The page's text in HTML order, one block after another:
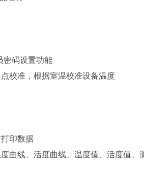
密码设置功能
校准，根据室温校准设备温度
印数据
曲线、活度曲线、温度值、活度值、